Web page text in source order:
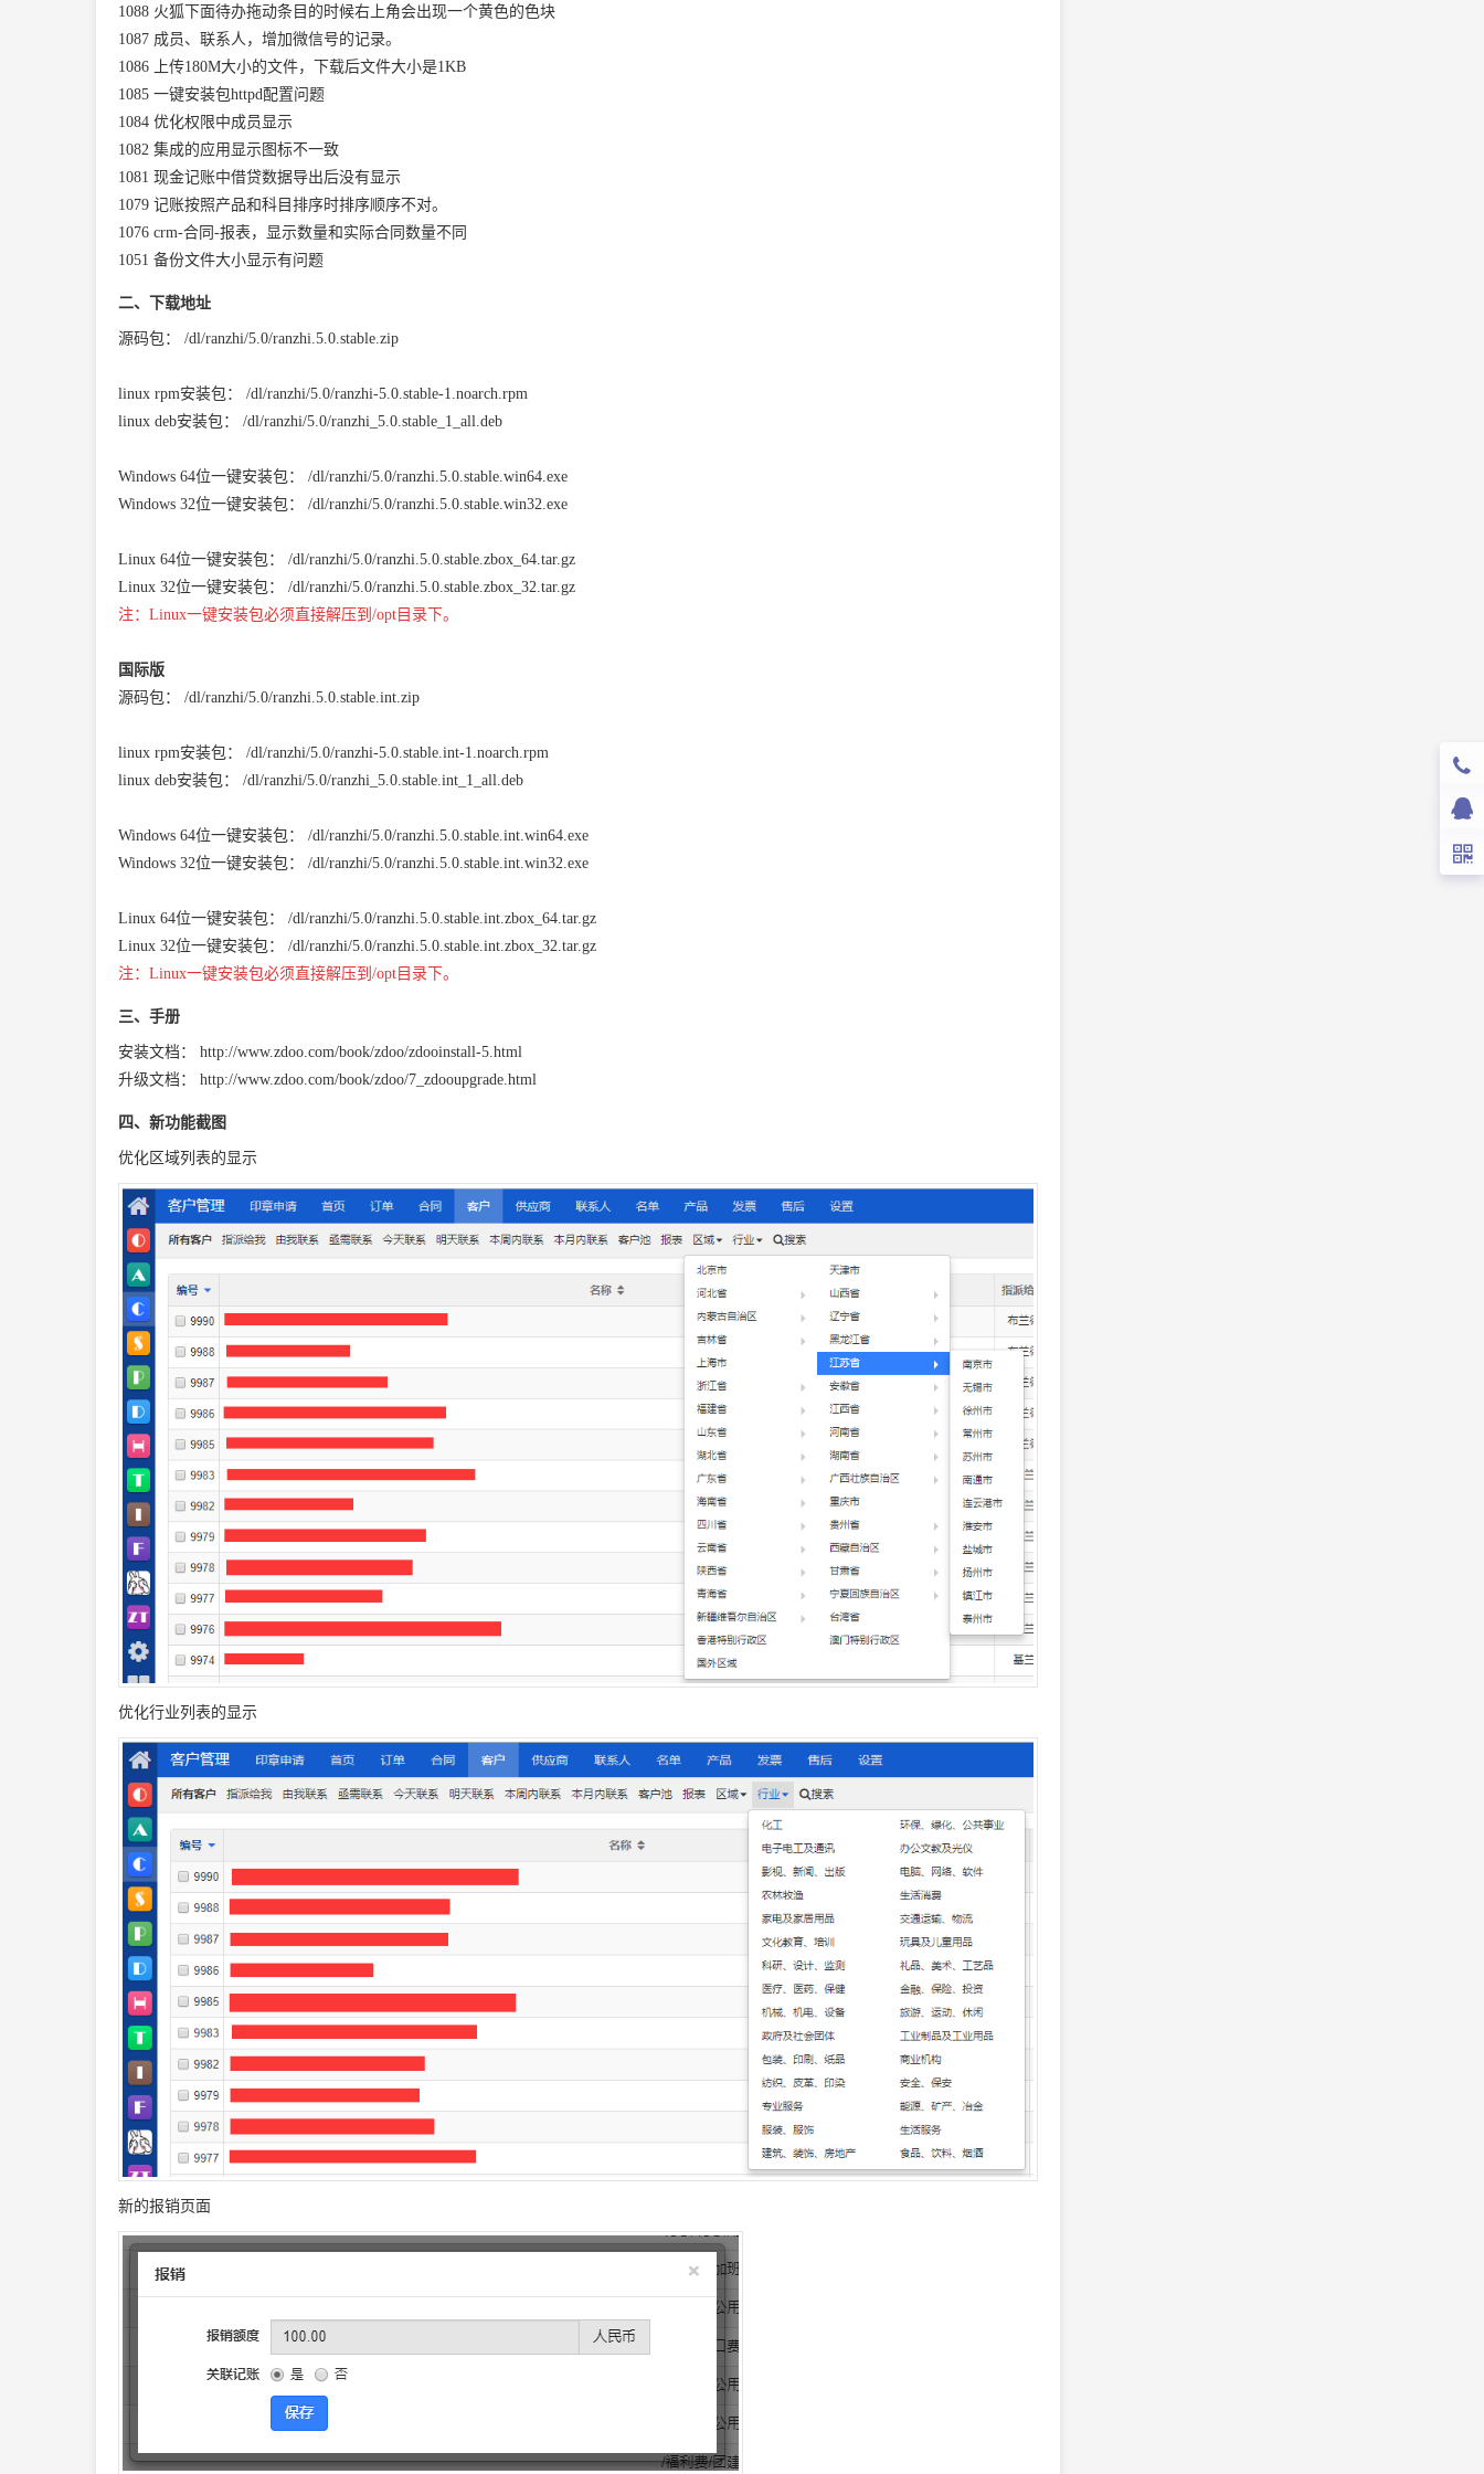
1088 火狐下面待办拖动条目的时候右上角会出现一个黄色的色块
1087 成员、联系人，增加微信号的记录。
1086
上传180M大小的文件，下载后文件大小是1KB
1085 一键安装包httpd配置问题
1084 优化权限中成员显示
1082 集成的应用显示图标不一致
1081 现金记账中借贷数据导出后没有显示
1079 记账按照产品和科目排序时排序顺序不对。
1076 crm-合同-报表，显示数量和实际合同数量不同
1051 备份文件大小显示有问题
二、下载地址
源码包： /dl/ranzhi/5.0/ranzhi.5.0.stable.zip
linux rpm安装包： /dl/ranzhi/5.0/ranzhi-5.0.stable-1.noarch.rpm
linux deb安装包： /dl/ranzhi/5.0/ranzhi_5.0.stable_1_all.deb
Windows 64位一键安装包： /dl/ranzhi/5.0/ranzhi.5.0.stable.win64.exe
Windows 32位一键安装包： /dl/ranzhi/5.0/ranzhi.5.0.stable.win32.exe
Linux 64位一键安装包： /dl/ranzhi/5.0/ranzhi.5.0.stable.zbox_64.tar.gz
Linux 32位一键安装包： /dl/ranzhi/5.0/ranzhi.5.0.stable.zbox_32.tar.gz
注：Linux一键安装包必须直接解压到/opt目录下。
国际版
源码包： /dl/ranzhi/5.0/ranzhi.5.0.stable.int.zip
linux rpm安装包： /dl/ranzhi/5.0/ranzhi-5.0.stable.int-1.noarch.rpm
linux deb安装包： /dl/ranzhi/5.0/ranzhi_5.0.stable.int_1_all.deb
Windows 64位一键安装包： /dl/ranzhi/5.0/ranzhi.5.0.stable.int.win64.exe
Windows 32位一键安装包： /dl/ranzhi/5.0/ranzhi.5.0.stable.int.win32.exe
Linux 64位一键安装包： /dl/ranzhi/5.0/ranzhi.5.0.stable.int.zbox_64.tar.gz
Linux 32位一键安装包： /dl/ranzhi/5.0/ranzhi.5.0.stable.int.zbox_32.tar.gz
注：Linux一键安装包必须直接解压到/opt目录下。
三、手册
安装文档： http://www.zdoo.com/book/zdoo/zdooinstall-5.html
升级文档： http://www.zdoo.com/book/zdoo/7_zdooupgrade.html
四、新功能截图
优化区域列表的显示
优化行业列表的显示
新的报销页面